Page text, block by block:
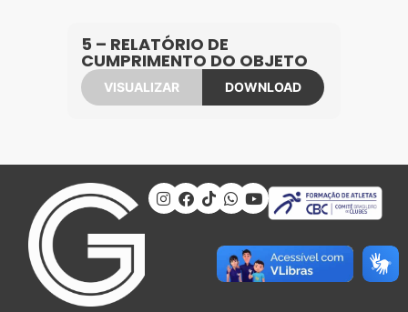
5 – RELATÓRIO DE
CUMPRIMENTO DO OBJETO
VISUALIZAR DOWNLOAD